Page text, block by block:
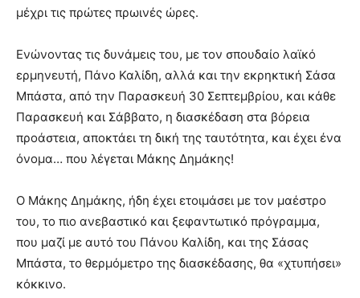
μέχρι τις πρώτες πρωινές ώρες.
Ενώνοντας τις δυνάμεις του, με τον σπουδαίο λαϊκό
ερμηνευτή, Πάνο Καλίδη, αλλά και την εκρηκτική Σάσα
Μπάστα, από την Παρασκευή 30 Σεπτεμβρίου, και κάθε
Παρασκευή και Σάββατο, η διασκέδαση στα βόρεια
προάστεια, αποκτάει τη δική της ταυτότητα, και έχει ένα
όνομα… που λέγεται Μάκης Δημάκης!
Ο Μάκης Δημάκης, ήδη έχει ετοιμάσει με τον μαέστρο
του, το πιο ανεβαστικό και ξεφαντωτικό πρόγραμμα,
που μαζί με αυτό του Πάνου Καλίδη, και της Σάσας
Μπάστα, το θερμόμετρο της διασκέδασης, θα «χτυπήσει»
κόκκινο.